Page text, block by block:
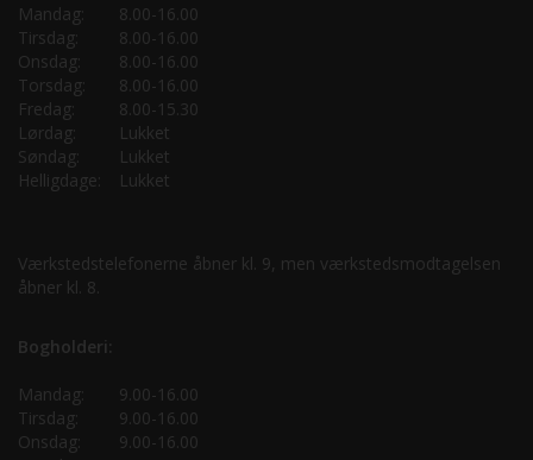
Mandag:
8.00-16.00
Tirsdag:
8.00-16.00
Onsdag:
8.00-16.00
Torsdag:
8.00-16.00
Fredag:
8.00-15.30
Lørdag:
Lukket
Søndag:
Lukket
Helligdage:
Lukket
Værkstedstelefonerne åbner kl. 9, men værkstedsmodtagelsen
åbner kl. 8.
Bogholderi:
Mandag:
9.00-16.00
Tirsdag:
9.00-16.00
Onsdag:
9.00-16.00